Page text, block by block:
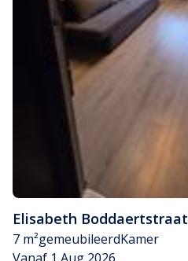
Elisabeth Boddaertstraat
7 m²gemeubileerdKamer
Vanaf 1 Aug 2026